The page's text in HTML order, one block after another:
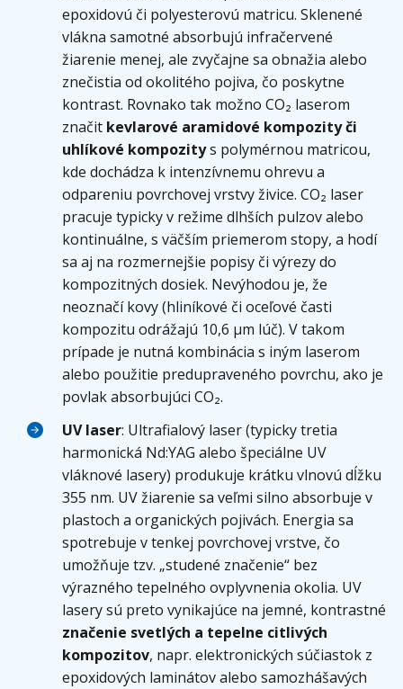
epoxidovú či polyesterovú matricu. Sklenené
vlákna samotné absorbujú infračervené
žiarenie menej, ale zvyčajne sa obnažia alebo
znečistia od okolitého pojiva, čo poskytne
kontrast. Rovnako tak možno CO₂ laserom
značit kevlarové aramidové kompozity či
uhlíkové kompozitys polymérnou matricou,
kde dochádza k intenzívnemu ohrevu a
odpareniu povrchovej vrstvy živice. CO₂ laser
pracuje typicky v režime dlhších pulzov alebo
kontinuálne, s väčším priemerom stopy, a hodí
sa aj na rozmernejšie popisy či výrezy do
kompozitných dosiek. Nevýhodou je, že
neoznačí kovy (hliníkové či oceľové časti
kompozitu odrážajú 10,6 μm lúč). V takom
prípade je nutná kombinácia s iným laserom
alebo použitie predupraveného povrchu, ako je
povlak absorbujúci CO₂.
UV laser: Ultrafialový laser (typicky tretia
harmonická Nd:YAG alebo špeciálne UV
vláknové lasery) produkuje krátku vlnovú dĺžku
355 nm. UV žiarenie sa veľmi silno absorbuje v
plastoch a organických pojivách. Energia sa
spotrebuje v tenkej povrchovej vrstve, čo
umožňuje tzv. „studené značenie“ bez
výrazného tepelného ovplyvnenia okolia. UV
lasery sú preto vynikajúce na jemné, kontrastné
značenie svetlých a tepelne citlivých
kompozitov, napr. elektronických súčiastok z
epoxidových laminátov alebo samozhášavých